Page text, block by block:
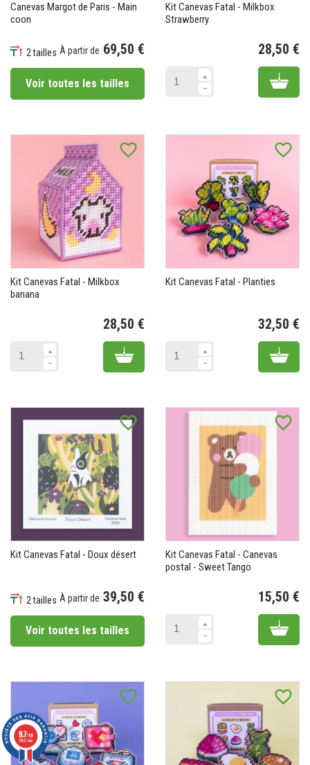
Canevas Margot de Paris - Main
coon
2 tailles À partir de 69,50 €
Voir toutes les tailles
Kit Canevas Fatal - Milkbox
Strawberry
28,50 €
Add
favorite_border
Kit Canevas Fatal - Milkbox
banana
28,50 €
Add to cart
favorite_border
Kit Canevas Fatal - Planties
32,50 €
Add
favorite_border
Kit Canevas Fatal - Doux désert
2 tailles À partir de 39,50 €
Voir toutes les tailles
favorite_border
Kit Canevas Fatal - Canevas
postal - Sweet Tango
15,50 €
Add
favorite_border favorite_border
9.7/10
11817 avis